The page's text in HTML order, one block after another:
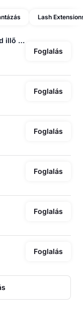
Lash
Kezdő lépések - találjuk meg a hozzád illő kezelést✨
Foglalás
Foglalás
Foglalás
Foglalás
Foglalás
Foglalás